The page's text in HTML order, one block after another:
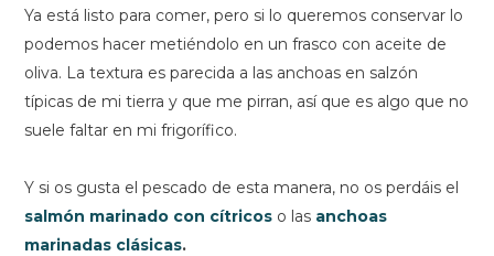
Ya está listo para comer, pero si lo queremos conservar lo
podemos hacer metiéndolo en un frasco con aceite de
oliva. La textura es parecida a las anchoas en salzón
típicas de mi tierra y que me pirran, así que es algo que no
suele faltar en mi frigorífico.
Y si os gusta el pescado de esta manera, no os perdáis el
salmón marinado con cítricos o las anchoas
marinadas clásicas.